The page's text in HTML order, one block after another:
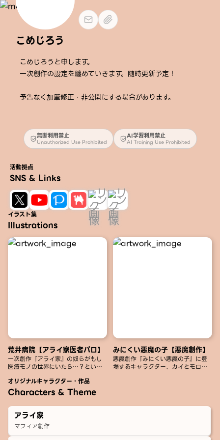
こめじろう
こめじろうと申します。
一次創作の設定を纏めていきます。随時更新予定！
予告なく加筆修正・非公開にする場合があります。
無断利用禁止
Unauthorized Use Prohibited
AI学習利用禁止
AI Training Use Prohibited
活動拠点
SNS & Links
イラスト集
Illustrations
荒井病院【アライ家医者パロ】
一次創作『アライ家』の奴らがもし
医療モノの世界にいたら…？という
す。
みにくい悪魔の子【悪魔創作】
悪魔創作『みにくい悪魔の子』に登
場するキャラクター、カイとモロク
オリジナルキャラクター・作品
Characters & Theme
アライ家
マフィア創作